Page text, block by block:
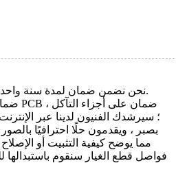
نحن نضمن ضمان لمدة سنة
بصبر ، ويقدمون حلًا احترافيًا
مما يوضح كيفية التثبيت أو
فواصل قطع الغيار سنقوم